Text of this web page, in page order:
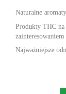
Naturalne
Produkty THC na
zainteresowaniem
Najważniejsze